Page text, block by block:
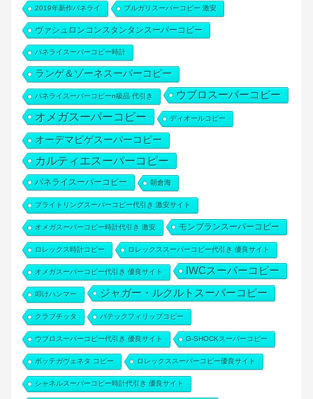
2019年新作パネライ ブルガリスーパーコピー 激安
ヴァシュロンコンスタンタンスーパーコピー
パネライスーパーコピー時計
ランゲ＆ゾーネスーパーコピー
パネライスーパーコピーn級品 代引き ウブロスーパーコピー
オメガスーパーコピー ディオールコピー
オーデマピゲスーパーコピー
カルティエスーパーコピー
パネライスーパーコピー 朝倉海
ブライトリングスーパーコピー代引き 激安サイト
オメガスーパーコピー時計代引き 激安 モンブランスーパーコピー
ロレックス時計コピー ロレックススーパーコピー代引き 優良サイト
オメガスーパーコピー代引き 優良サイト IWCスーパーコピー
叩けハンマー ジャガー・ルクルトスーパーコピー
クラブチッタ パテックフィリップコピー
ウブロスーパーコピー代引き 優良サイト G-SHOCKスーパーコピー
ボッテガヴェネタ コピー ロレックススーパーコピー優良サイト
シャネルスーパーコピー時計代引き 優良サイト